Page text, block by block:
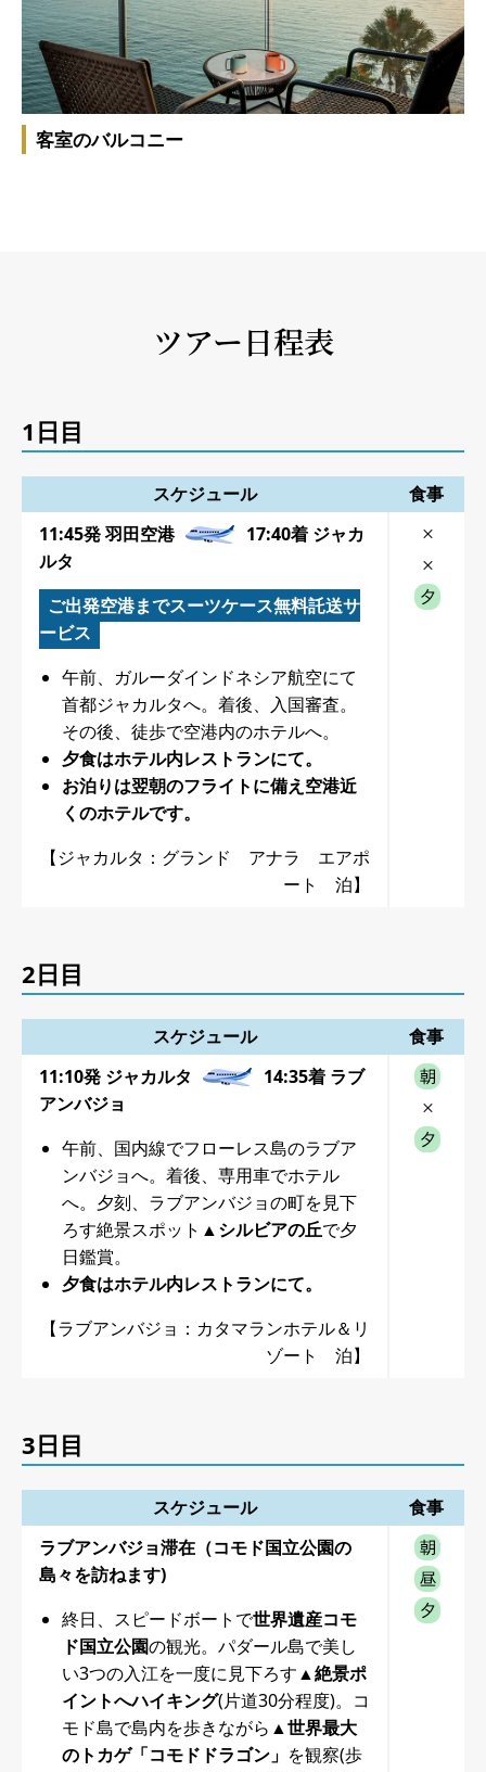
客室のバルコニー
ツアー日程表
1日目
スケジュール
食事
11:45発 羽田空港
17:40着 ジャカ
ルタ
ご出発空港までスーツケース無料託送サ
ービス
午前、ガルーダインドネシア航空にて
首都ジャカルタへ。着後、入国審査。
その後、徒歩で空港内のホテルへ。
夕食はホテル内レストランにて。
お泊りは翌朝のフライトに備え空港近
くのホテルです。
【ジャカルタ：グランド アナラ エアポ
ート 泊】
2日目
スケジュール
食事
11:10発 ジャカルタ
14:35着 ラブ
アンバジョ
午前、国内線でフローレス島のラブア
ンバジョへ。着後、専用車でホテル
へ。夕刻、ラブアンバジョの町を見下
ろす絶景スポット ▲シルビアの丘で夕
日鑑賞。
夕食はホテル内レストランにて。
【ラブアンバジョ：カタマランホテル＆リ
ゾート 泊】
3日目
スケジュール
食事
ラブアンバジョ滞在（コモド国立公園の
島々を訪ねます)
終日、スピードボートで世界遺産コモ
ド国立公園の観光。パダール島で美し
い3つの入江を一度に見下ろす▲絶景ポ
イントへハイキング(片道30分程度)。コ
モド島で島内を歩きながら ▲世界最大
のトカゲ「コモドドラゴン」 を観察(歩